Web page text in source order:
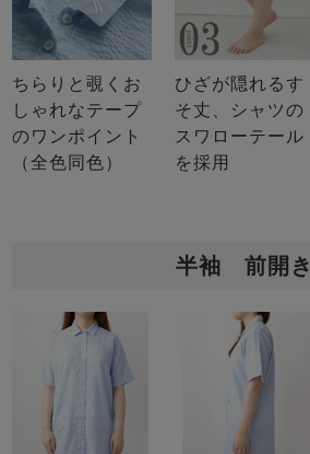
ちらりと覗くお
しゃれなテープ
のワンポイント
（全色同色）
ひざが隠れるす
そ丈、シャツの
スワローテール
を採用
半袖 前開き